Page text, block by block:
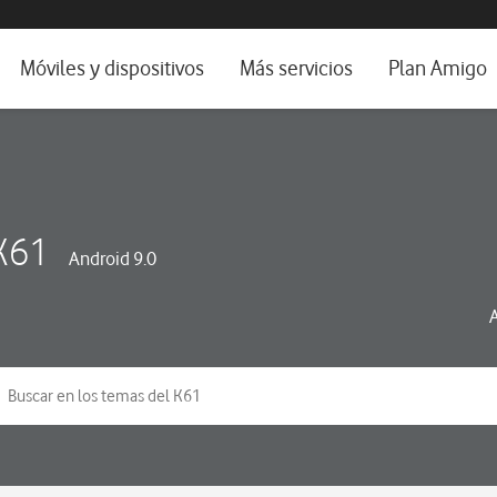
e idioma
Móviles y dispositivos Más servicios Plan Amigo
Android 9.0